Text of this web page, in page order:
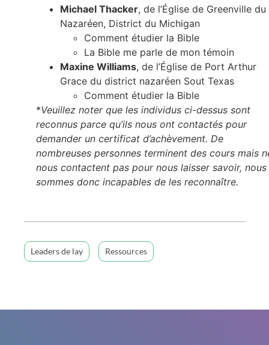
Michael Thacker, de l’Église de Greenville du
Nazaréen, District du Michigan
Comment étudier la Bible
La Bible me parle de mon témoin
Maxine Williams, de l’Église de Port Arthur
Grace du district nazaréen Sout Texas
Comment étudier la Bible
*Veuillez noter que les individus ci-dessus sont
reconnus parce qu’ils nous ont contactés pour
demander un certificat d’achèvement. De
nombreuses personnes terminent des cours mais
nous contactent pas pour nous laisser savoir, nous
sommes donc incapables de les reconnaître.
Leaders de lay Ressources